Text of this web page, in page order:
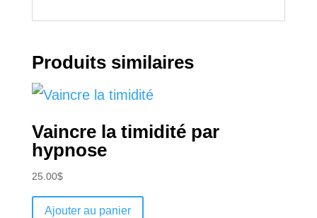
Produits similaires
Vaincre la timidité par
hypnose
25.00$
Ajouter au panier